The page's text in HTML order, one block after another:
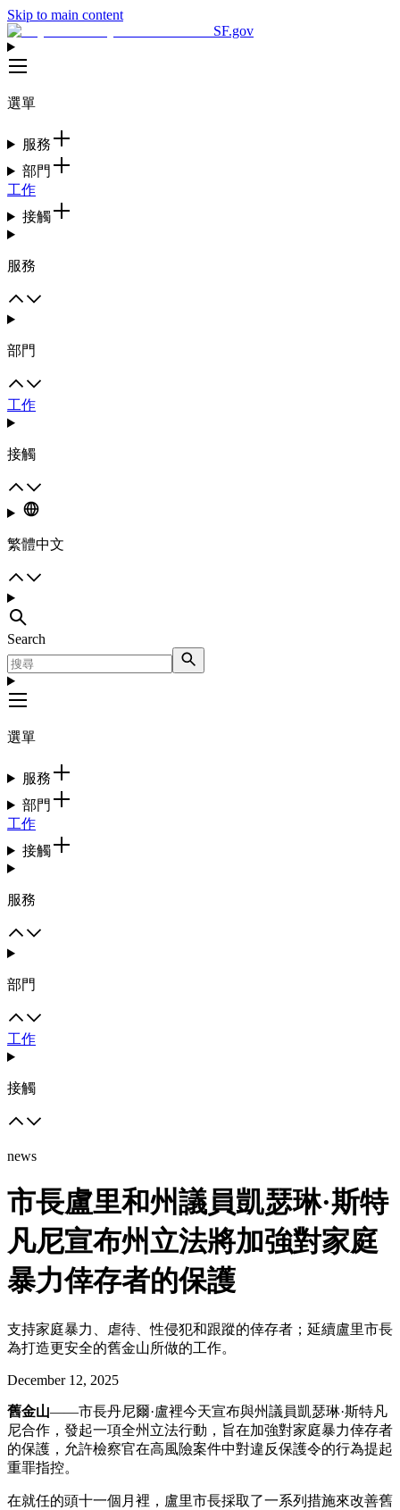
Skip to main content
SF.gov
選單
服務
部門
工作
接觸
服務
部門
工作
接觸
繁體中文
Search
選單
服務
部門
工作
接觸
服務
部門
工作
接觸
news
市長盧里和州議員凱瑟琳·斯特
凡尼宣布州立法將加強對家庭
暴力倖存者的保護
支持家庭暴力、虐待、性侵犯和跟蹤的倖存者；延續盧里市長
為打造更安全的舊金山所做的工作。
December 12, 2025
舊金山——市長丹尼爾·盧裡今天宣布與州議員凱瑟琳·斯特凡
尼合作，發起一項全州立法行動，旨在加強對家庭暴力倖存者
的保護，允許檢察官在高風險案件中對違反保護令的行為提起
重罪指控。
在就任的頭十一個月裡，盧里市長採取了一系列措施來改善舊